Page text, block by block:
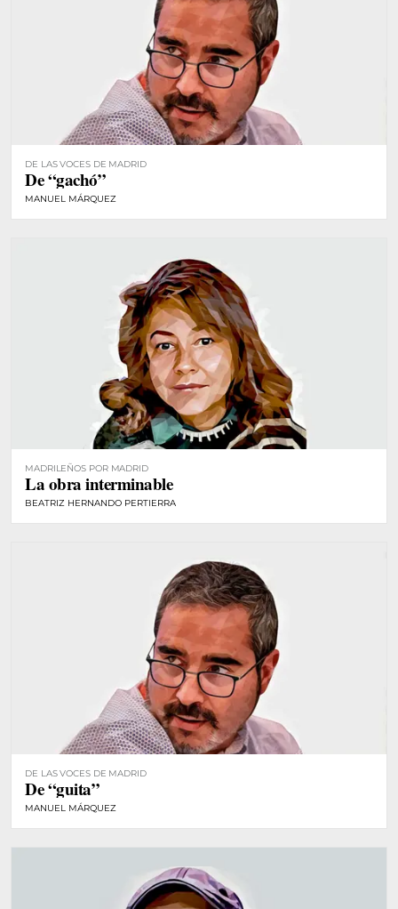
DE LAS VOCES DE MADRID
De “gachó”
MANUEL MÁRQUEZ
MADRILEÑOS POR MADRID
La obra interminable
BEATRIZ HERNANDO PERTIERRA
DE LAS VOCES DE MADRID
De “guita”
MANUEL MÁRQUEZ